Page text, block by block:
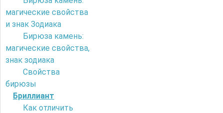
магические свойства
и знак Зодиака
Бирюза камень:
магические свойства,
знак зодиака
Свойства
бирюзы
Бриллиант
Как отличить